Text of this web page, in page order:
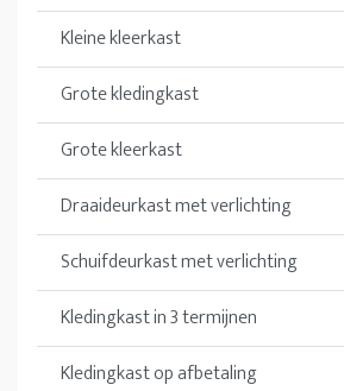
Kleine kleerkast
Grote kledingkast
Grote kleerkast
Draaideurkast met verlichting
Schuifdeurkast met verlichting
Kledingkast in 3 termijnen
Kledingkast op afbetaling